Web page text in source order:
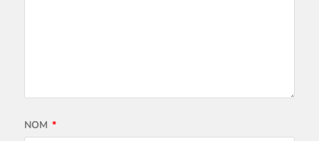
NOM *